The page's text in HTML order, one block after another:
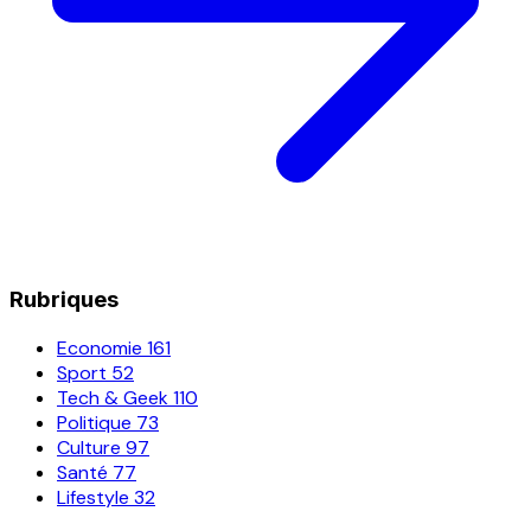
Rubriques
Economie 161
Sport 52
Tech & Geek110
Politique 73
Culture 97
Santé 77
Lifestyle 32